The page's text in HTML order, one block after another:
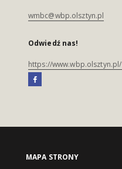
wmbc@wbp.olsztyn.pl
Odwiedź nas!
https://www.wbp.olsztyn.pl/
MAPA STRONY